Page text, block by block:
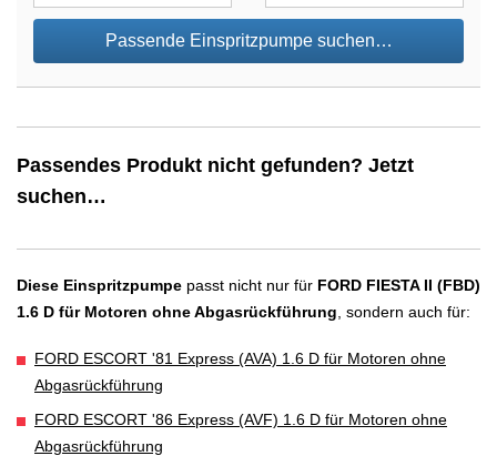
Passende Einspritzpumpe suchen…
Passendes Produkt nicht gefunden? Jetzt
suchen…
Diese Einspritzpumpe passt nicht nur für FORD FIESTA II (FBD)
1.6 D für Motoren ohne Abgasrückführung, sondern auch für:
FORD ESCORT '81 Express (AVA) 1.6 D für Motoren ohne
Abgasrückführung
FORD ESCORT '86 Express (AVF) 1.6 D für Motoren ohne
Abgasrückführung